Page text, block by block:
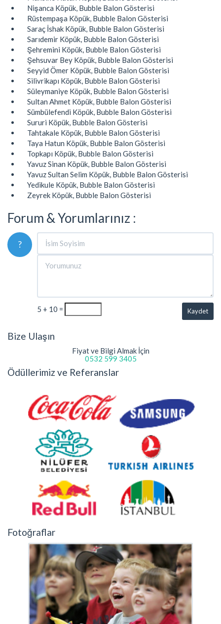
Nişanca Köpük, Bubble Balon Gösterisi
Rüstempaşa Köpük, Bubble Balon Gösterisi
Saraç İshak Köpük, Bubble Balon Gösterisi
Sarıdemir Köpük, Bubble Balon Gösterisi
Şehremini Köpük, Bubble Balon Gösterisi
Şehsuvar Bey Köpük, Bubble Balon Gösterisi
Seyyid Ömer Köpük, Bubble Balon Gösterisi
Silivrikapı Köpük, Bubble Balon Gösterisi
Süleymaniye Köpük, Bubble Balon Gösterisi
Sultan Ahmet Köpük, Bubble Balon Gösterisi
Sümbülefendi Köpük, Bubble Balon Gösterisi
Sururi Köpük, Bubble Balon Gösterisi
Tahtakale Köpük, Bubble Balon Gösterisi
Taya Hatun Köpük, Bubble Balon Gösterisi
Topkapı Köpük, Bubble Balon Gösterisi
Yavuz Sinan Köpük, Bubble Balon Gösterisi
Yavuz Sultan Selim Köpük, Bubble Balon Gösterisi
Yedikule Köpük, Bubble Balon Gösterisi
Zeyrek Köpük, Bubble Balon Gösterisi
Forum & Yorumlarınız :
?
5 + 10 = Kaydet
Bize Ulaşın
Fiyat ve Bilgi Almak İçin
0532 599 3405
Ödüllerimiz ve Referanslar
Fotoğraflar